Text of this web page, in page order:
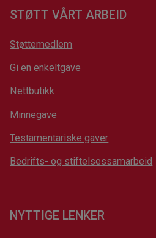
STØTT VÅRT ARBEID
Støttemedlem
Gi en enkeltgave
Nettbutikk
Minnegave
Testamentariske gaver
Bedrifts- og stiftelsessamarbeid
NYTTIGE LENKER